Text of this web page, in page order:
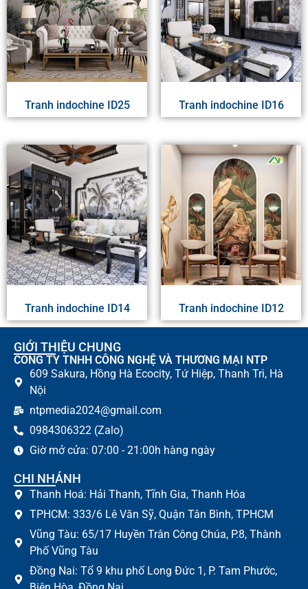
Tranh indochine ID25 Tranh indochine ID16
Tranh indochine ID14 Tranh indochine ID12
GIỚI THIỆU CHUNG
CÔNG TY TNHH CÔNG NGHỆ VÀ THƯƠNG MẠI NTP
609 Sakura, Hồng Hà Ecocity, Tứ Hiệp, Thanh Trì, Hà
Nội
ntpmedia2024@gmail.com
0984306322 (Zalo)
Giờ mở cửa: 07:00 - 21:00h hàng ngày
CHI NHÁNH
Thanh Hoá: Hải Thanh, Tĩnh Gia, Thanh Hóa
TPHCM: 333/6 Lê Văn Sỹ, Quận Tân Bình, TPHCM
Vũng Tàu: 65/17 Huyền Trân Công Chúa, P.8, Thành
Phố Vũng Tàu
Đồng Nai: Tổ 9 khu phố Long Đức 1, P. Tam Phước,